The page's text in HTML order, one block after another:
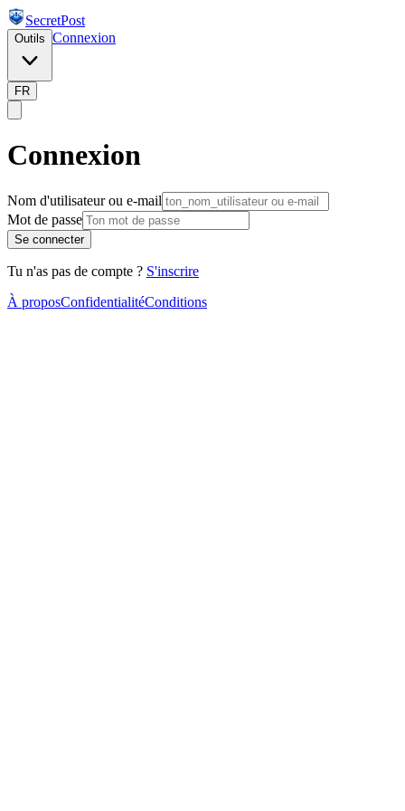
SecretPost
Outils Connexion
FR
Connexion
Nom d'utilisateur ou e-mail
Mot de passe
Se connecter
Tu n'as pas de compte ? S'inscrire
À proposConfidentialitéConditions